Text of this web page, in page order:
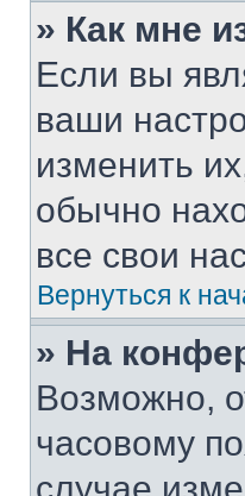
» Как мне
Если вы
ваши
изменить
обычно
все свои
Вернуться к
» На
Возможно,
часовому